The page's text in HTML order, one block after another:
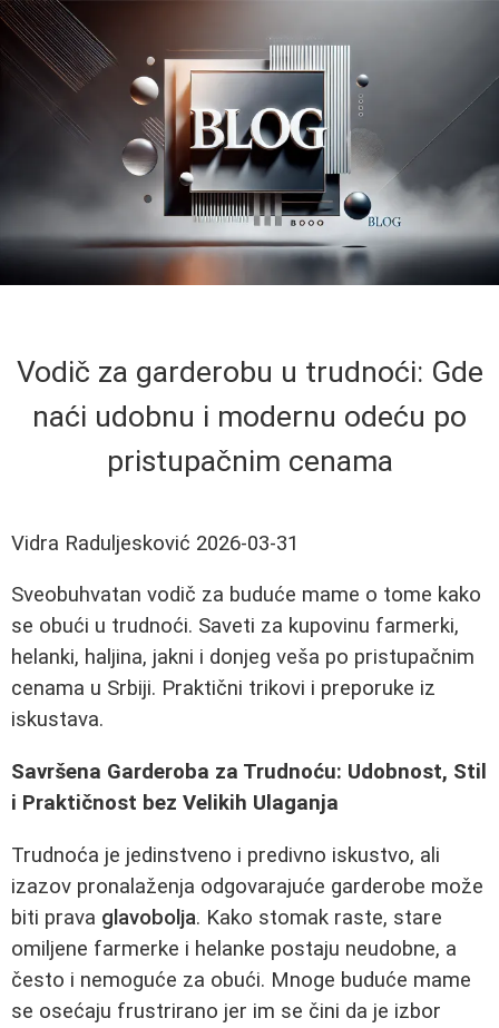
Vodič za garderobu u trudnoći: Gde
naći udobnu i modernu odeću po
pristupačnim cenama
Vidra Raduljesković 2026-03-31
Sveobuhvatan vodič za buduće mame o tome kako
se obući u trudnoći. Saveti za kupovinu farmerki,
helanki, haljina, jakni i donjeg veša po pristupačnim
cenama u Srbiji. Praktični trikovi i preporuke iz
iskustava.
Savršena Garderoba za Trudnoću: Udobnost, Stil
i Praktičnost bez Velikih Ulaganja
Trudnoća je jedinstveno i predivno iskustvo, ali
izazov pronalaženja odgovarajuće garderobe može
biti prava glavobolja. Kako stomak raste, stare
omiljene farmerke i helanke postaju neudobne, a
često i nemoguće za obući. Mnoge buduće mame
se osećaju frustrirano jer im se čini da je izbor